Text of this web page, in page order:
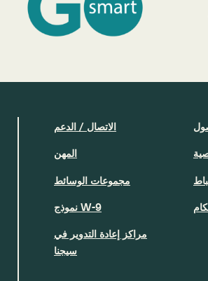
الاتصال / الدعم
المهن
مجموعات الوسائط
نموذج W-9
مراكز إعادة التدوير في
سيجنا